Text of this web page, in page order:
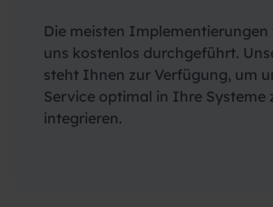
Die meisten Implementierungen
uns kostenlos durchgeführt.
steht Ihnen zur Verfügung, um
Service optimal in Ihre Systeme
integrieren.